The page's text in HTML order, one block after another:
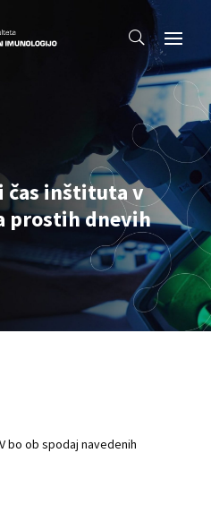
čas inštituta v
prostih dnevih
bo ob spodaj navedenih